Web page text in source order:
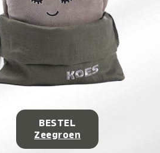
BESTEL
Zeegroen